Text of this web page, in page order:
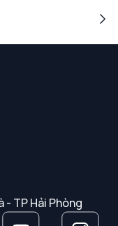
TP Hải Phòng